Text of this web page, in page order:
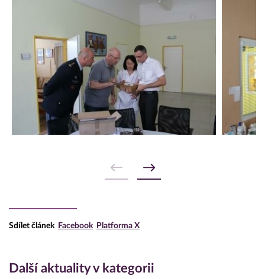
Sdílet článek Facebook Platforma X
Další aktuality v kategorii